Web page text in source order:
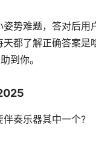
势难题，答对后
都了解正确答案
到你。
奏乐器其中一个?